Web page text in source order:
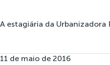
A estagiária da Urbanizadora
11 de maio de 2016